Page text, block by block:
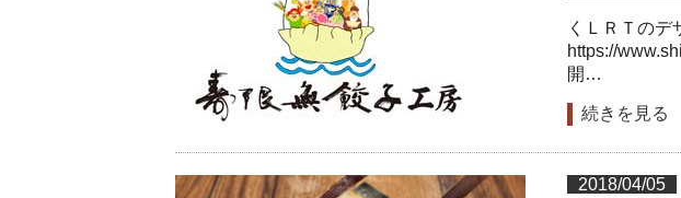
くＬＲＴの
https://
開…
続きを見る
2018/04/05